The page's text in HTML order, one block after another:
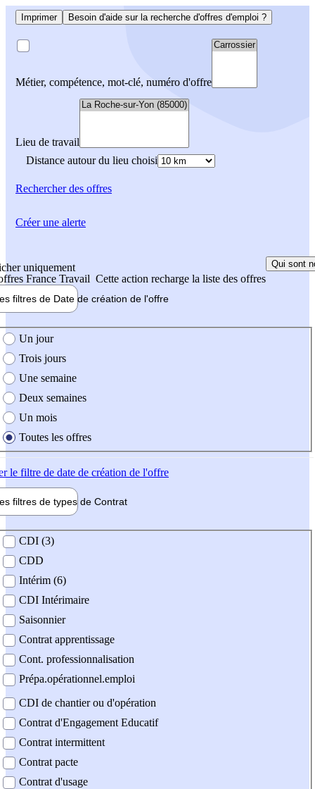
Imprimer Besoin d'aide sur la recherche d'offres d'emploi ?
Métier, compétence, mot-clé, numéro d'offre
Lieu de travail
Distance autour du lieu choisi
Rechercherdes offres
uniquement
France Travail Cette action recharge la liste des offres
Qui sont
filtres de Date de création de l'offre
création de l'offre
Un jour
Trois jours
Une semaine
Deux semaines
Un mois
Toutes les offres
le filtre de date de création de l'offre
filtres de types de Contrat
contrat
CDI (3)
CDD
Intérim (6)
CDI Intérimaire
Saisonnier
Contrat apprentissage
Cont. professionnalisation
Prépa.opérationnel.emploi
CDI de chantier ou d'opération
Contrat d'Engagement Educatif
Contrat intermittent
Contrat pacte
Contrat d'usage
Créer une alerte